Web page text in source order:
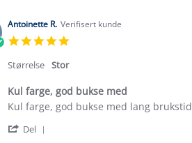
Antoinette R. Verifisert kunde
Størrelse Stor
Kul farge, god bukse med
Review
Antoinette
review
Kul
Kul farge, god bukse med lang brukstid
Del